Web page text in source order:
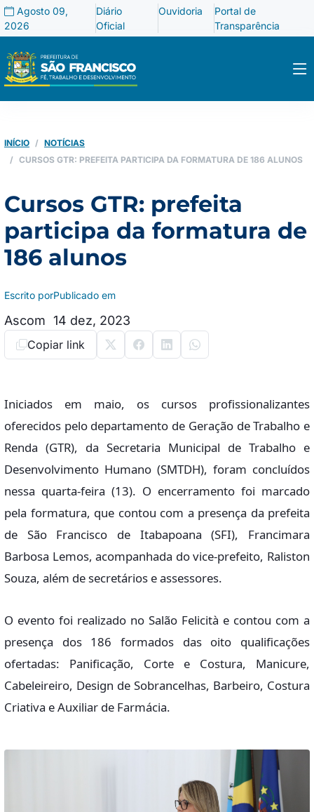
Agosto 09,
2026
Diário
Oficial
Ouvidoria
Portal de
Transparência
INÍCIO
NOTÍCIAS
CURSOS GTR: PREFEITA PARTICIPA DA FORMATURA DE 186 ALUNOS
Cursos GTR: prefeita
participa da formatura de
186 alunos
Escrito por
Ascom
Publicado em
14 dez, 2023
Copiar link
Iniciados em maio, os cursos profissionalizantes
oferecidos pelo departamento de Geração de Trabalho e
Renda (GTR), da Secretaria Municipal de Trabalho e
Desenvolvimento Humano (SMTDH), foram concluídos
nessa quarta-feira (13). O encerramento foi marcado
pela formatura, que contou com a presença da prefeita
de São Francisco de Itabapoana (SFI), Francimara
Barbosa Lemos, acompanhada do vice-prefeito, Raliston
Souza, além de secretários e assessores.
O evento foi realizado no Salão Felicità e contou com a
presença dos 186 formados das oito qualificações
ofertadas: Panificação, Corte e Costura, Manicure,
Cabeleireiro, Design de Sobrancelhas, Barbeiro, Costura
Criativa e Auxiliar de Farmácia.